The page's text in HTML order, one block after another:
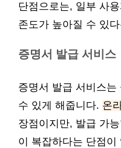
단점으로는, 일부 사
존도가 높아질 수 있
증명서 발급 서비스
증명서 발급 서비스
수 있게 해줍니다. 온
장점이지만, 발급 가
이 복잡하다는 단점이